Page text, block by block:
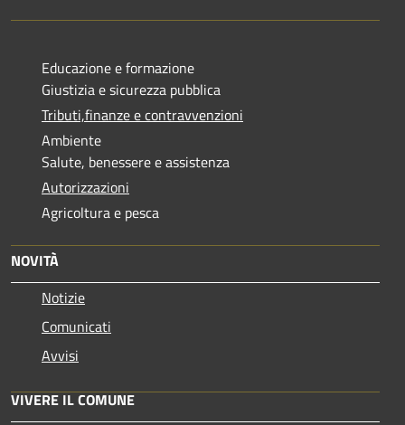
Educazione e formazione
Giustizia e sicurezza pubblica
Tributi,finanze e contravvenzioni
Ambiente
Salute, benessere e assistenza
Autorizzazioni
Agricoltura e pesca
NOVITÀ
Notizie
Comunicati
Avvisi
VIVERE IL COMUNE